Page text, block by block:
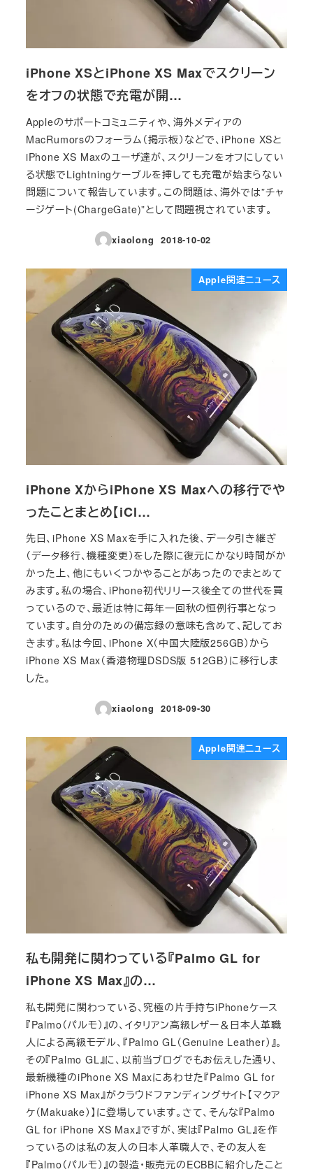
iPhone XSとiPhone XS Maxでスクリーン
をオフの状態で充電が開…
Appleのサポートコミュニティや、海外メディアの
MacRumorsのフォーラム（掲示板）などで、iPhone XSと
iPhone XS Maxのユーザ達が、スクリーンをオフにしてい
る状態でLightningケーブルを挿しても充電が始まらない
問題について報告しています。この問題は、海外では”チャ
ージゲート(ChargeGate)”として問題視されています。
xiaolong
投稿日
2018-10-02
Apple関連ニュース
iPhone XからiPhone XS Maxへの移行でや
ったことまとめ【iCl…
先日、iPhone XS Maxを手に入れた後、データ引き継ぎ
（データ移行、機種変更）をした際に復元にかなり時間がか
かった上、他にもいくつかやることがあったのでまとめて
みます。私の場合、iPhone初代リリース後全ての世代を買
っているので、最近は特に毎年一回秋の恒例行事となっ
ています。自分のための備忘録の意味も含めて、記してお
きます。私は今回、iPhone X（中国大陸版256GB）から
iPhone XS Max（香港物理DSDS版 512GB）に移行しま
した。
xiaolong
投稿日
2018-09-30
Apple関連ニュース
私も開発に関わっている『Palmo GL for
iPhone XS Max』の…
私も開発に関わっている、究極の片手持ちiPhoneケース
『Palmo（パルモ）』の、イタリアン高級レザー＆日本人革職
人による高級モデル、『Palmo GL（Genuine Leather）』。
その『Palmo GL』に、以前当ブログでもお伝えした通り、
最新機種のiPhone XS Maxにあわせた『Palmo GL for
iPhone XS Max』がクラウドファンディングサイト【マクア
ケ（Makuake）】に登場しています。さて、そんな『Palmo
GL for iPhone XS Max』ですが、実は『Palmo GL』を作
っているのは私の友人の日本人革職人で、その友人を
『Palmo（パルモ）』の製造・販売元のECBBに紹介したこと